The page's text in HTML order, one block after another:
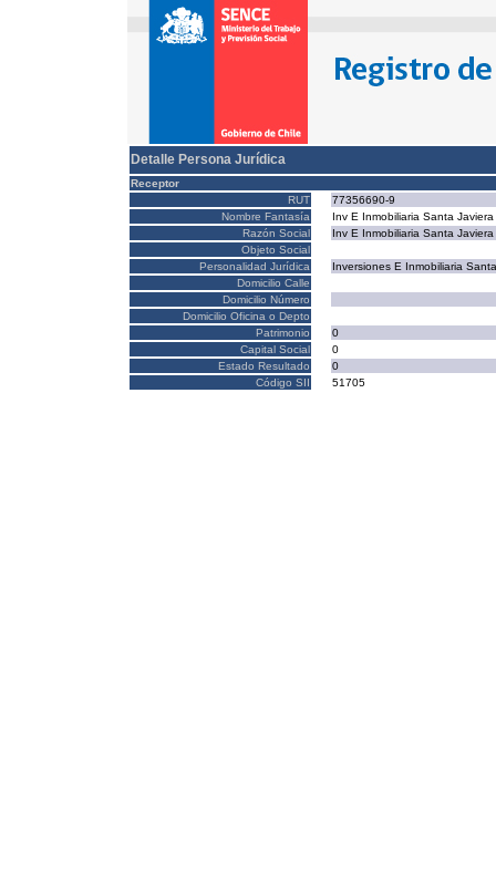
Detalle Persona Jurídica
Receptor
RUT
77356690-9
Nombre Fantasía
Inv E Inmobiliaria Santa
Razón Social
Inv E Inmobiliaria Santa
Objeto Social
Personalidad Jurídica
Inversiones E Inmobiliaria
Domicilio Calle
Domicilio Número
Domicilio Oficina o Depto
Patrimonio
0
Capital Social
0
Estado Resultado
0
Código SII
51705